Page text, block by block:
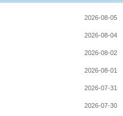
2026-08-05
2026-08-04
2026-08-02
2026-08-01
2026-07-31
2026-07-30